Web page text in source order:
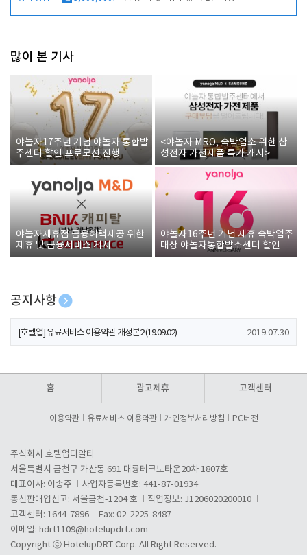
많이 본 기사
야놀자17주년 기념 야놀자 통합발
주센터 할인 프로모션 진행
<야놀자 MRO, 숙박업소 위한 삼
성전자 가전제품 특가 개시>
야놀자제휴점 금융혜택제공 위한
제휴 및 금융서비스 게시
야놀자16주년 기념 제휴 숙박업주
대상 야놀자통합발주센터 할인쿠
폰 증정
공지사항
[호텔업] 개인정보 처리방침 개정본1 (19.09.02)
[호텔업] 유료서비스 이용약관 개정본2 (19.09.02) 2019.07.30
홈 광고제휴 고객센터
이용약관 유료서비스 이용약관 개인정보처리방침 PC버전
주식회사 호텔업디알티
서울특별시 금천구 가산동 691 대륭테크노타운20차 1807호
대표이사: 이송주
사업자등록번호: 441-87-01934
통신판매업신고: 서울금천-1204 호
직업정보: J1206020200010
고객센터: 1644-7896
Fax: 02-2225-8487
이메일: hdrt1109@hotelupdrt.com
Copyright ⓒ HotelupDRT Corp. All Right Reserved.